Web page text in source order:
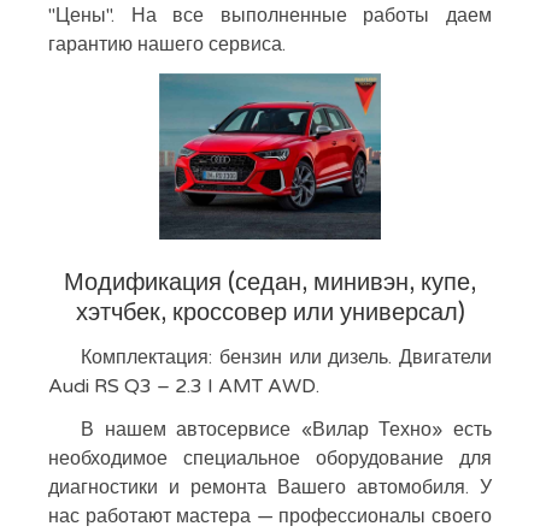
"Цены". На все выполненные работы даем
гарантию нашего сервиса.
Модификация (седан, минивэн, купе,
хэтчбек, кроссовер или универсал)
Комплектация: бензин или дизель. Двигатели
Audi RS Q3 – 2.3 I AMT AWD.
В нашем автосервисе «Вилар Техно» есть
необходимое специальное оборудование для
диагностики и ремонта Вашего автомобиля. У
нас работают мастера — профессионалы своего